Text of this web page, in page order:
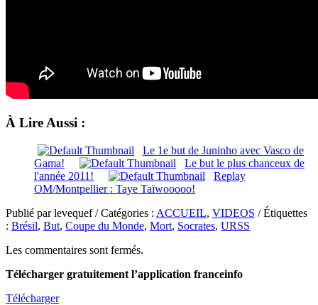
À Lire Aussi :
Le 1e but de Juninho avec Vasco de
Gama!
Le but le plus chanceux de
l'année 2011!
Replay
OM/Montpellier : Taye Taïwooooo!
Publié par levequef / Catégories : ACCUEIL, VIDEOS / Étiquettes
: Brésil, But, Coupe du Monde, Mort, Socrates, URSS
Les commentaires sont fermés.
Télécharger gratuitement l’application franceinfo
Télécharger